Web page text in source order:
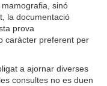
sinó
la documentació
prova
caràcter preferent per
a ajornar diverses
consultes no es duen